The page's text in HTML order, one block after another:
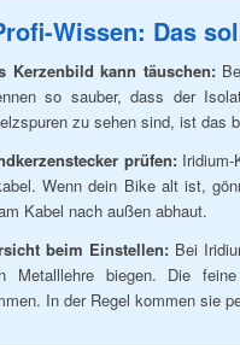
Wissen: Das
Kerzenbild kann täuschen:
so sauber, dass der
zu sehen sind, ist das
prüfen:Iridium-
Wenn dein Bike alt ist,
Kabel nach außen abhaut.
beim Einstellen: Bei
Metalllehre biegen. Die
In der Regel kommen sie